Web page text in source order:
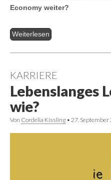
Economy weiter?
Weiterlesen
KARRIERE
Lebenslanges
wie?
Von Cordelia Kissling • 27. September